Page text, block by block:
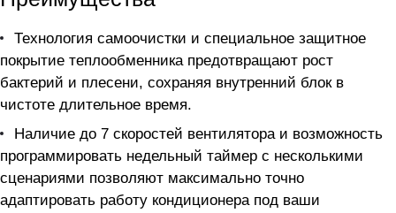
Технология самоочистки и специальное защитное
покрытие теплообменника предотвращают рост
бактерий и плесени, сохраняя внутренний блок в
чистоте длительное время.
Наличие до 7 скоростей вентилятора и возможность
программировать недельный таймер с несколькими
сценариями позволяют максимально точно
адаптировать работу кондиционера под ваши